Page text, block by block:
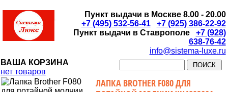
Пункт выдачи в Москве 8.00 - 20.00
+7 (495) 532-56-41
+7 (925) 386-22-92
Пункт выдачи в Ставрополе
+7 (928)
638-76-42
info@sistema-luxe.ru
ВАША КОРЗИНА
нет товаров
ЛАПКА BROTHER F080 ДЛЯ